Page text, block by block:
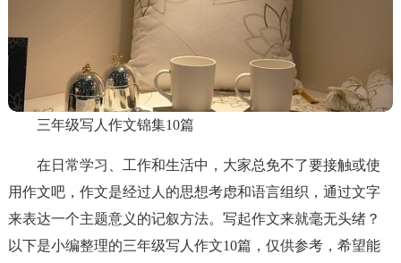
三年级写人作文锦集10篇
在日常学习、工作和生活中，大家总免不了要接触或使
用作文吧，作文是经过人的思想考虑和语言组织，通过文字
来表达一个主题意义的记叙方法。写起作文来就毫无头绪？
以下是小编整理的三年级写人作文10篇，仅供参考，希望能